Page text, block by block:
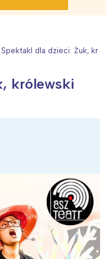
Spektakl dla dzieci: Żuk,
królewski